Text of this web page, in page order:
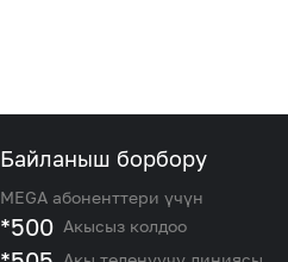
Байланыш борбору
MEGA абоненттери үчүн
*500 Акысыз колдоо